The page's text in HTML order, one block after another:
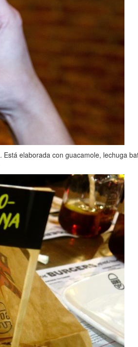
. Está elaborada con guacamole, lechuga